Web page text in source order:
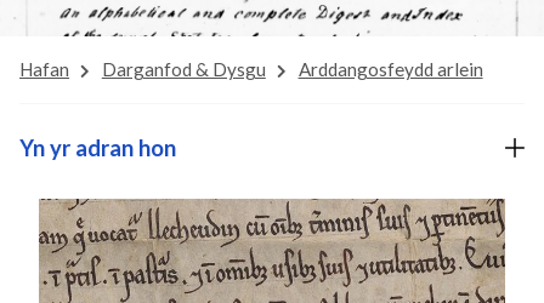
Hafan Darganfod & Dysgu Arddangosfeydd arlein
Yn yr adran hon